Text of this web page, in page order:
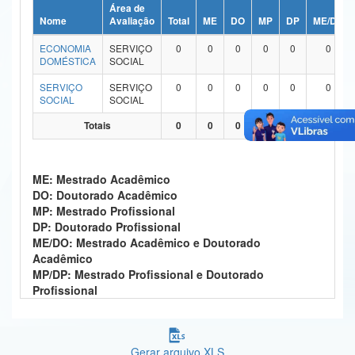
Ministério da Ciência, Tecnologia, Inovações e Comunicações
Ministério do Meio Ambiente
Ministério do Turismo
Ministério do Desenvolvimento Regional
Ministério da Mulher, da Família e dos Direitos Humanos
Secretaria-Geral
Secretaria de Governo
Gabinete de Segurança Institucional
Nome
Área de
Avaliação
Total ME DO MP DP
ME/DO
ECONOMIA
DOMÉSTICA
SERVIÇO
SOCIAL
0 0 0 0 0 0
SERVIÇO
SOCIAL
SERVIÇO
SOCIAL
0 0 0 0 0 0
Totais 0 0 0 0 0 0
ME: Mestrado Acadêmico
DO: Doutorado Acadêmico
MP: Mestrado Profissional
DP: Doutorado Profissional
ME/DO: Mestrado Acadêmico e Doutorado
Acadêmico
MP/DP: Mestrado Profissional e Doutorado
Profissional
Gerar arquivo XLS